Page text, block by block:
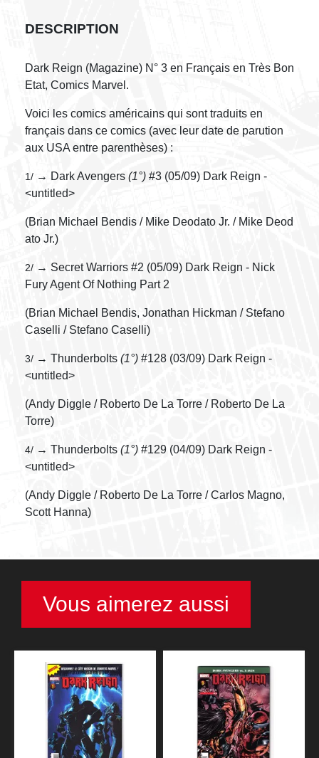
DESCRIPTION
Dark Reign (Magazine) N° 3 en Français en Très Bon
Etat, Comics Marvel.
Voici les comics américains qui sont traduits en
français dans ce comics (avec leur date de parution
aux USA entre parenthèses) :
1/ → Dark Avengers (1°) #3 (05/09) Dark Reign -
<untitled>
(Brian Michael Bendis / Mike Deodato Jr. / Mike Deod
ato Jr.)
2/ → Secret Warriors #2 (05/09) Dark Reign - Nick
Fury Agent Of Nothing Part 2
(Brian Michael Bendis, Jonathan Hickman / Stefano
Caselli / Stefano Caselli)
3/ → Thunderbolts (1°) #128 (03/09) Dark Reign -
<untitled>
(Andy Diggle / Roberto De La Torre / Roberto De La
Torre)
4/ → Thunderbolts (1°) #129 (04/09) Dark Reign -
<untitled>
(Andy Diggle / Roberto De La Torre / Carlos Magno,
Scott Hanna)
Vous aimerez aussi